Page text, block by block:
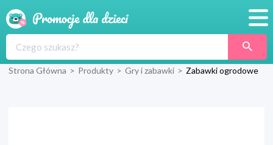
Produkty
Strona Główna > Produkty > Gry i zabawki > Zabawki ogrodowe